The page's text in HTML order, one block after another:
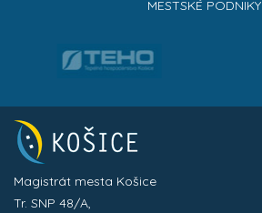
MESTSKÉ PODNIKY
Magistrát mesta Košice
Tr. SNP 48/A,